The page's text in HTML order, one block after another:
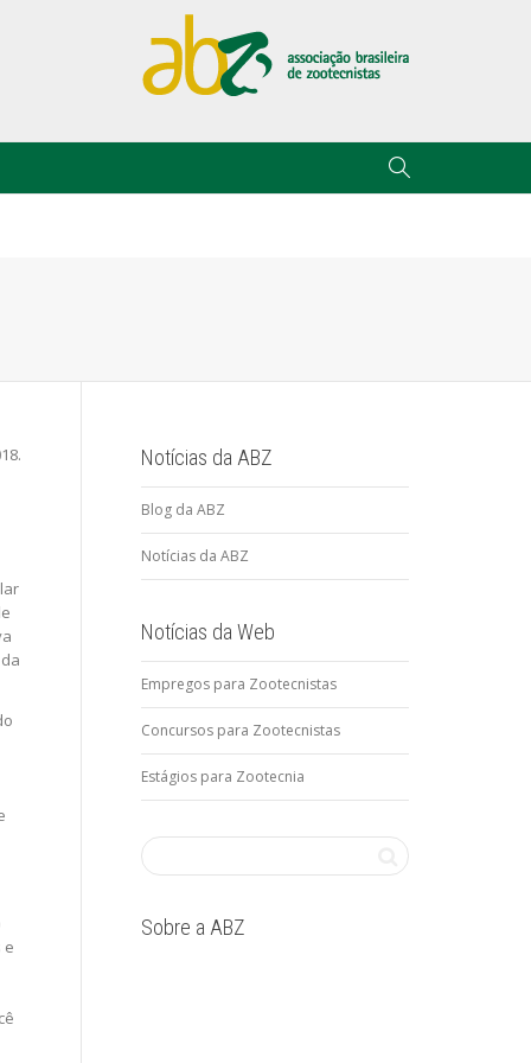
e
Notícias da ABZ
Blog da ABZ
Notícias da ABZ
Notícias da Web
Empregos para Zootecnistas
Concursos para Zootecnistas
Estágios para Zootecnia
Sobre a ABZ